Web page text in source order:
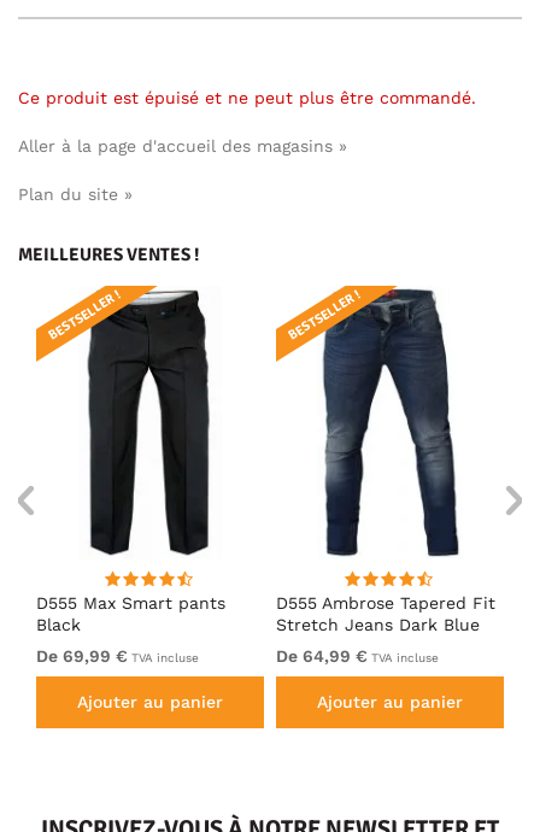
Ce produit est épuisé et ne peut plus être commandé.
Aller à la page d'accueil des magasins »
Plan du site »
MEILLEURES VENTES !
D555 Max Smart pants
Black
BESTSELLER !
De 69,99 € TVA incluse
Ajouter au panier
D555 Ambrose Tapered Fit
Stretch Jeans Dark Blue
BESTSELLER !
De 64,99 € TVA incluse
Ajouter au panier